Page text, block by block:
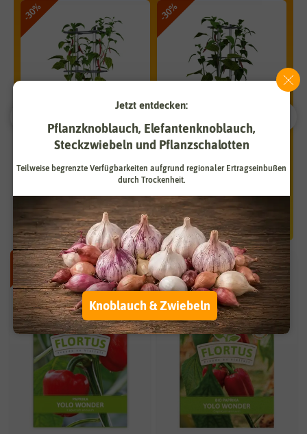
-30%
hellgrau
27,93 €
-30%
hellgrau
49,90 € 34,93 €
-50%
-50%
BIO
Jetzt entdecken:
Pflanzknoblauch, Elefantenknoblauch,
Steckzwiebeln und Pflanzschalotten
Teilweise begrenzte Verfügbarkeiten aufgrund regionaler Ertragseinbußen
durch Trockenheit.
Knoblauch & Zwiebeln